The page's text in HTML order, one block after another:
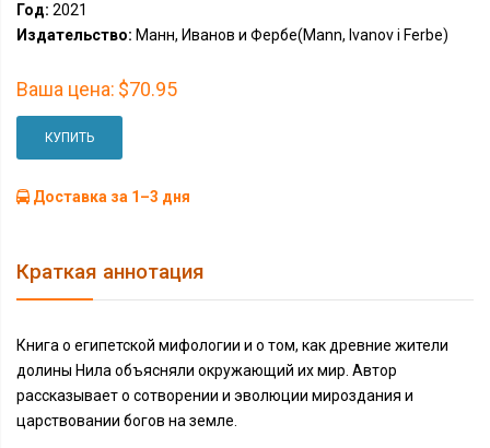
Год: 2021
Издательство: Манн, Иванов и Фербе(Mann, Ivanov i Ferbe)
Ваша цена: $70.95
КУПИТЬ
Доставка за 1–3 дня
Краткая аннотация
Книга о египетской мифологии и о том, как древние жители
долины Нила объясняли окружающий их мир. Автор
рассказывает о сотворении и эволюции мироздания и
царствовании богов на земле.